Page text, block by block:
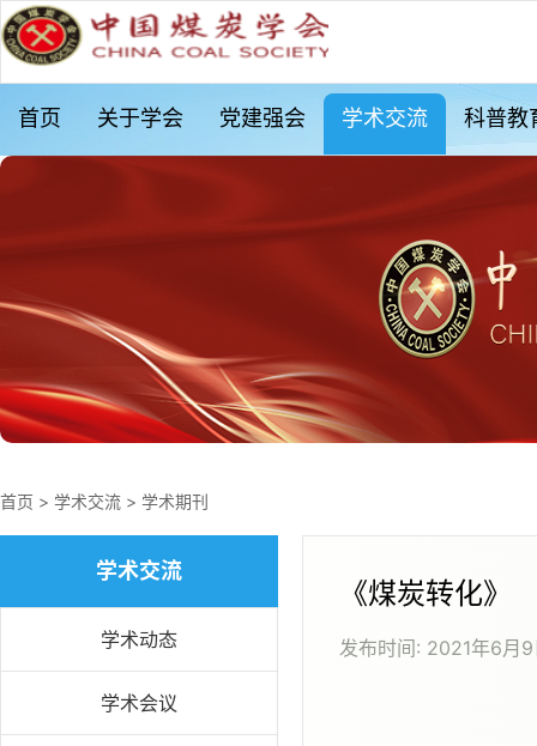
首页 关于学会 党建强会 学术交流 科普教
首页 > 学术交流 > 学术期刊
学术交流
学术动态
学术会议
《煤炭转化》
发布时间: 2021年6月9